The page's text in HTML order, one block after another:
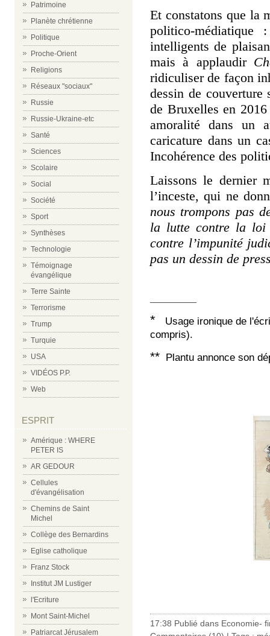
Patrimoine
Planète chrétienne
Politique
Proche-Orient
Religions
Réseaux "sociaux"
Russie
Russie-Ukraine-etc
Santé
Sciences
Scolaire
Social
Société
Sport
Synthèses
Technologie
Témoignage
évangélique
Terre Sainte
Terrorisme
Trump
Turquie
USA
VIDÉOS P.P.
Web
ESPRIT
Amérique : WHERE
PETER IS
AR GEDOUR
Cellules
d'évangélisation
Chemins de Saint
Michel
Collège des Bernardins
Eglise catholique
Franz Stock
Institut JM Lustiger
l'Ecriture
Mont Saint-Michel
Patriarcat Jérusalem
Et constatons que la
politico-
intelligents de
mais à applaudir
ridiculiser de façon
dessin de
de Bruxelles en
amoralité dans un
caricature dans un
Incohérence des
Laissons le dernier
l’inceste, qui ne
nous trompons pas
la lutte contre la loi
contre l’impunité
pas un dessin de
*
Usage ironique de
compris).
** Plantu annonce son
17:38 Publié dans Economie-